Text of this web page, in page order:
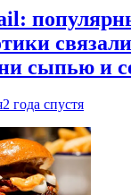
сыпью и
2 года спустя